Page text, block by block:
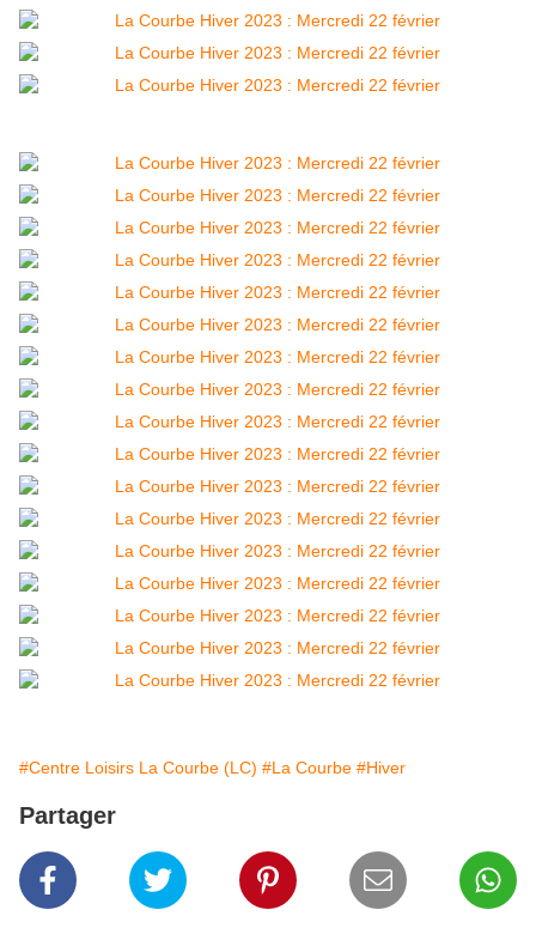
#Centre Loisirs La Courbe (LC) #La Courbe #Hiver
Partager